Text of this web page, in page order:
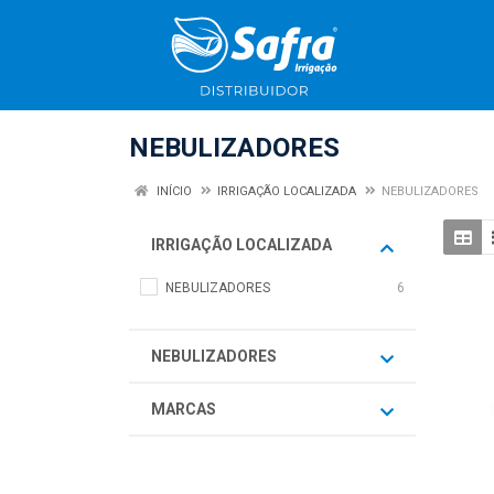
NEBULIZADORES
INÍCIO IRRIGAÇÃO LOCALIZADA NEBULIZADORES
IRRIGAÇÃO LOCALIZADA
NEBULIZADORES 6
NEBULIZADORES
MARCAS